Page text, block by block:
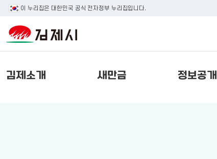
이 누리집은 대한민국 공식 전자정부 누리집입니다.
김제소개 새만금 정보공개